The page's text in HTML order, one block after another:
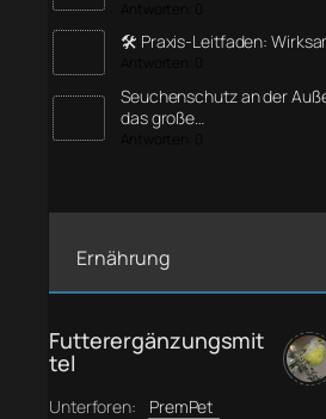
🛠️ Praxis-Leitfaden:
Seuchenschutz an der
das große…
Ernährung
Futterergänzungsmit
tel
Unterforen: PremPet